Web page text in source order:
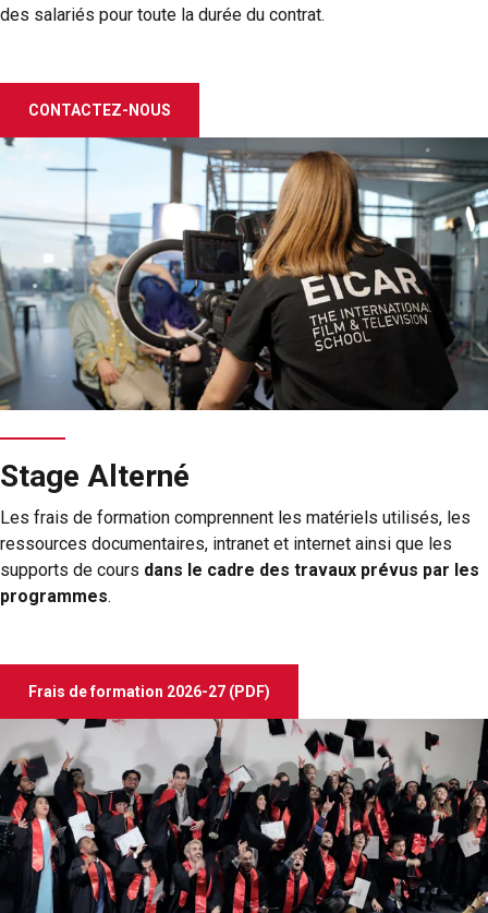
des salariés pour toute la durée du contrat.
CONTACTEZ-NOUS
Stage Alterné
Les frais de formation comprennent les matériels utilisés, les
ressources documentaires, intranet et internet ainsi que les
supports de cours dans le cadre des travaux prévus par les
programmes.
Frais de formation 2026-27 (PDF)